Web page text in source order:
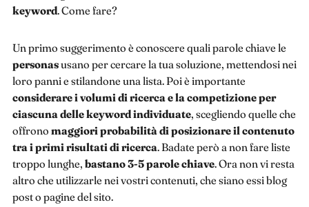
keyword. Come fare?
Un primo suggerimento è conoscere quali parole chiave le
personasusano per cercare la tua soluzione, mettendosi nei
loro panni e stilandone una lista. Poi è importante
considerare i volumi di ricerca e la competizione per
ciascuna delle keyword individuate, scegliendo quelle che
offrono maggiori probabilità di posizionare il contenuto
tra i primi risultati di ricerca. Badate però a non fare liste
troppo lunghe, bastano 3-5 parole chiave. Ora non vi resta
altro che utilizzarle nei vostri contenuti, che siano essi blog
post o pagine del sito.